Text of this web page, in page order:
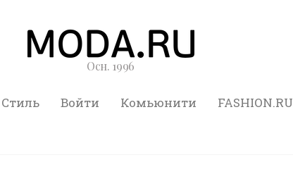
Осн. 1996
Стиль Войти Комьюнити FASHION.RU